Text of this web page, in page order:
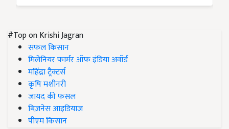
#Top on Krishi Jagran
सफल किसान
मिलेनियर फार्मर ऑफ इंडिया अवॉर्ड
महिंद्रा ट्रैक्टर्स
कृषि मशीनरी
जायद की फसल
बिज़नेस आइडियाज
पीएम किसान